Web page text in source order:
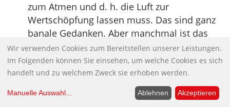
zum Atmen und d. h. die Luft zur
Wertschöpfung lassen muss. Das sind ganz
banale Gedanken. Aber manchmal ist das
Banale etwas Wichtiges.
Der Niedriglohnsektor muss weg,
Denn die
Aufspaltung des Arbeitsmarktes in ein
Wir verwenden Cookies zum Bereitstellen unserer Leistungen.
Im Folgenden können Sie einsehen, um welche Cookies es sich
handelt und zu welchem Zweck sie erhoben werden.
Manuelle Auswahl... Ablehnen Akzeptieren